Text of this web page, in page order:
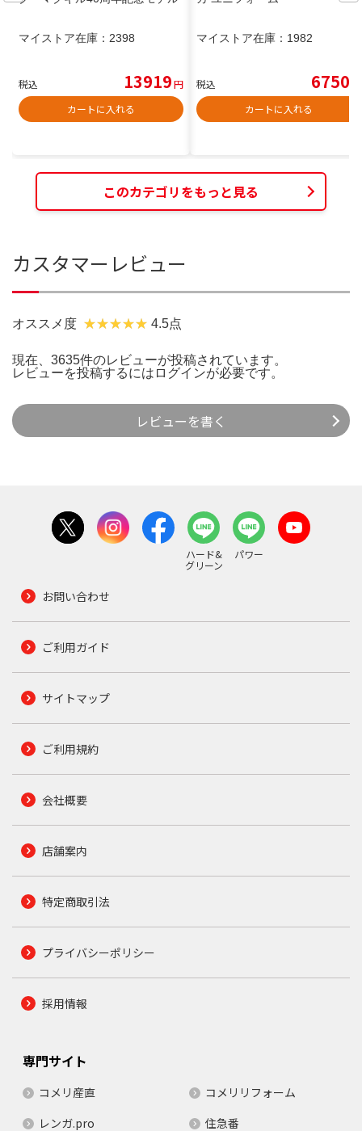
マイストア在庫： 2398
税込 13919円
カートに入れる
マイストア在庫： 1982
税込 6750
カートに入れる
このカテゴリをもっと見る
カスタマーレビュー
オススメ度 4.5点
現在、3635件のレビューが投稿されています。
レビューを投稿するには ログインが必要です。
レビューを書く
ハード&
グリーン
パワー
お問い合わせ
ご利用ガイド
サイトマップ
ご利用規約
会社概要
店舗案内
特定商取引法
プライバシーポリシー
採用情報
専門サイト
コメリ産直
コメリリフォーム
レンガ.pro
住急番